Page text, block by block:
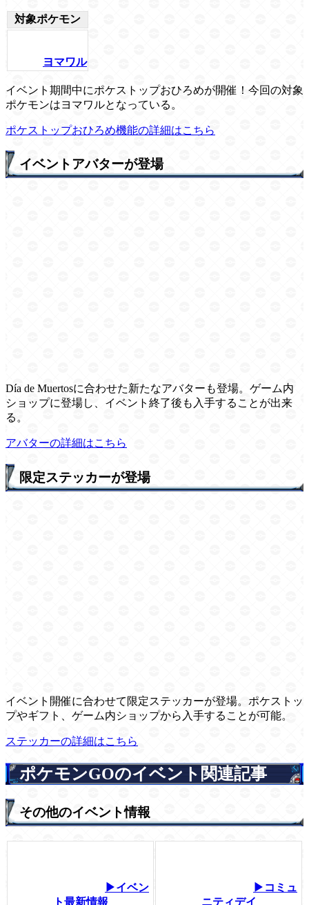
対象ポケモン
ヨマワル
イベント期間中にポケストップおひろめが開催！今回の対象
ポケモンはヨマワルとなっている。
ポケストップおひろめ機能の詳細はこちら
イベントアバターが登場
Día de Muertosに合わせた新たなアバターも登場。ゲーム内
ショップに登場し、イベント終了後も入手することが出来
る。
アバターの詳細はこちら
限定ステッカーが登場
イベント開催に合わせて限定ステッカーが登場。ポケストッ
プやギフト、ゲーム内ショップから入手することが可能。
ステッカーの詳細はこちら
ポケモンGOのイベント関連記事
その他のイベント情報
▶イベン
ト最新情報
▶コミュ
ニティデイ